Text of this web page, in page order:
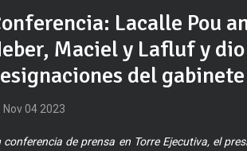
Lacalle Pou
Maciel y Lafluf y
del gabinete
Nov 04 2023
conferencia de prensa en Torre Ejecutiva, el